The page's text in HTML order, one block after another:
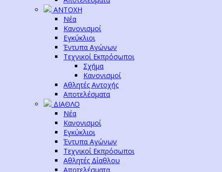
ΑΝΤΟΧΗ
Νέα
Κανονισμοί
Εγκύκλιοι
Έντυπα Αγώνων
Τεχνικοί Εκπρόσωποι
Σχήμα
Κανονισμοί
Αθλητές Αντοχής
Αποτελέσματα
ΔΙΑΘΛΟ
Νέα
Κανονισμοί
Εγκύκλιοι
Έντυπα Αγώνων
Τεχνικοί Εκπρόσωποι
Αθλητές Δίαθλου
Αποτελέσματα